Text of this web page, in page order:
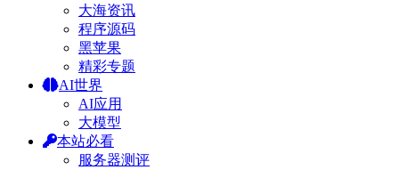
大海资讯
程序源码
黑苹果
精彩专题
AI世界
AI应用
大模型
本站必看
服务器测评